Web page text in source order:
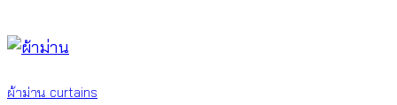
ผ้าม่าน curtains